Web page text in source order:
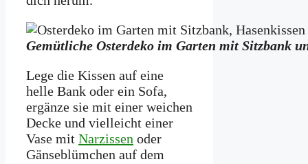
Gemütliche Osterdeko im Garten mit Sitzbank
Lege die Kissen auf eine
helle Bank oder ein Sofa,
ergänze sie mit einer weichen
Decke und vielleicht einer
Vase mit Narzissen oder
Gänseblümchen auf dem